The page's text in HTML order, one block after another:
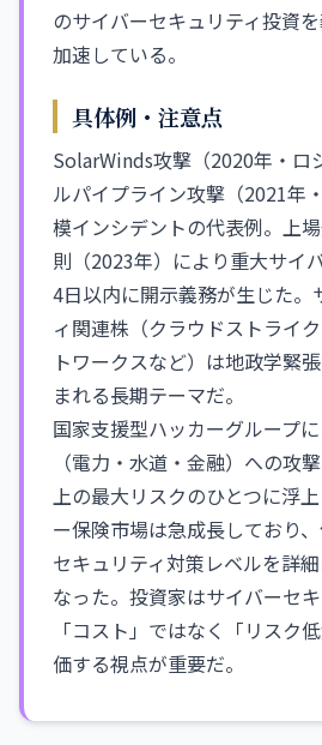
のサイバーセキュリティ投資
加速している。
具体例・注意点
SolarWinds攻撃（2020年・ロ
ルパイプライン攻撃（2021年
模インシデントの代表例。上
則（2023年）により重大サイ
4日以内に開示義務が生じた。
ィ関連株（クラウドストライ
トワークスなど）は地政学緊
まれる長期テーマだ。
国家支援型ハッカーグループ
（電力・水道・金融）への攻
上の最大リスクのひとつに浮
ー保険市場は急成長しており
セキュリティ対策レベルを詳
なった。投資家はサイバーセ
「コスト」ではなく「リスク
価する視点が重要だ。